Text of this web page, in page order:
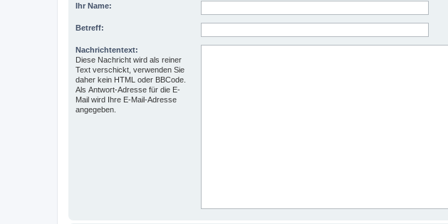
Ihr Name:
Betreff:
Nachrichtentext:
Diese Nachricht wird als reiner
Text verschickt, verwenden Sie
daher kein HTML oder BBCode.
Als Antwort-Adresse für die E-
Mail wird Ihre E-Mail-Adresse
angegeben.